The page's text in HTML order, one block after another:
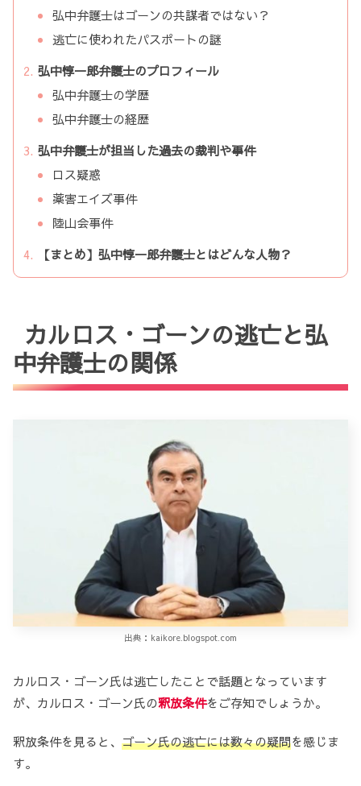
弘中弁護士はゴーンの共謀者ではない？
逃亡に使われたパスポートの謎
弘中惇一郎弁護士のプロフィール
弘中弁護士の学歴
弘中弁護士の経歴
弘中弁護士が担当した過去の裁判や事件
ロス疑惑
薬害エイズ事件
陸山会事件
【まとめ】弘中惇一郎弁護士とはどんな人物？
カルロス・ゴーンの逃亡と弘
中弁護士の関係
出典：kaikore.blogspot.com
カルロス・ゴーン氏は逃亡したことで話題となっています
が、カルロス・ゴーン氏の釈放条件をご存知でしょうか。
釈放条件を見ると、 ゴーン氏の逃亡には数々の疑問を感じま
す。